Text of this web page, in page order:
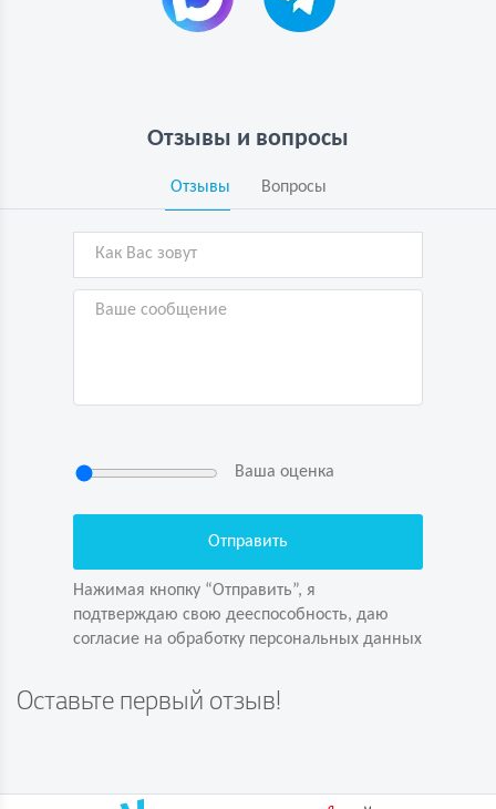
Отзывы и вопросы
Отзывы Вопросы
Ваша оценка
Нажимая кнопку “Отправить”, я
подтверждаю свою дееспособность, даю
согласие на обработку персональных данных
Оставьте первый отзыв!
Нажимая кнопку “Отправить”, я
согласие на обработку персональных данных
Задайте вопрос первым!